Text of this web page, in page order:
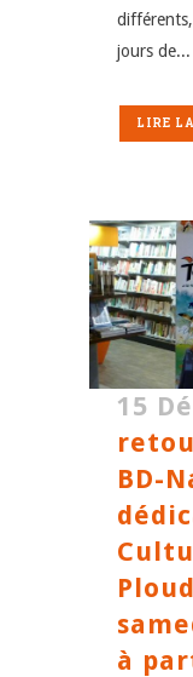
jours de...
LIRE
15
BD-
à